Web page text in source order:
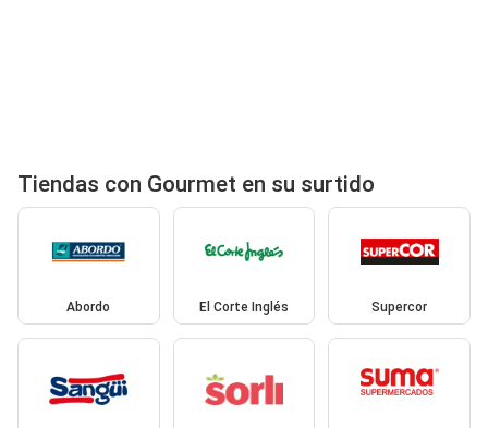
Tiendas con Gourmet en su surtido
Abordo El Corte Inglés Supercor